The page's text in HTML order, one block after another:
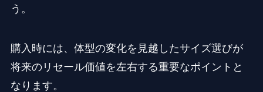
う。
購入時には、体型の変化を見越したサイズ選びが
将来のリセール価値を左右する重要なポイントと
なります。